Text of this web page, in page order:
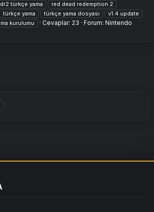
türkçe yama
red dead redemption 2
türkçe yama türkçe yama dosyası
v1.4 update
kurulumu Cevaplar: 23 Forum: Nintendo